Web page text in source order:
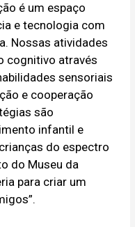
é um espaço
e tecnologia com
Nossas atividades
cognitivo através
sensoriais
e cooperação
são
infantil e
do espectro
do Museu da
para criar um